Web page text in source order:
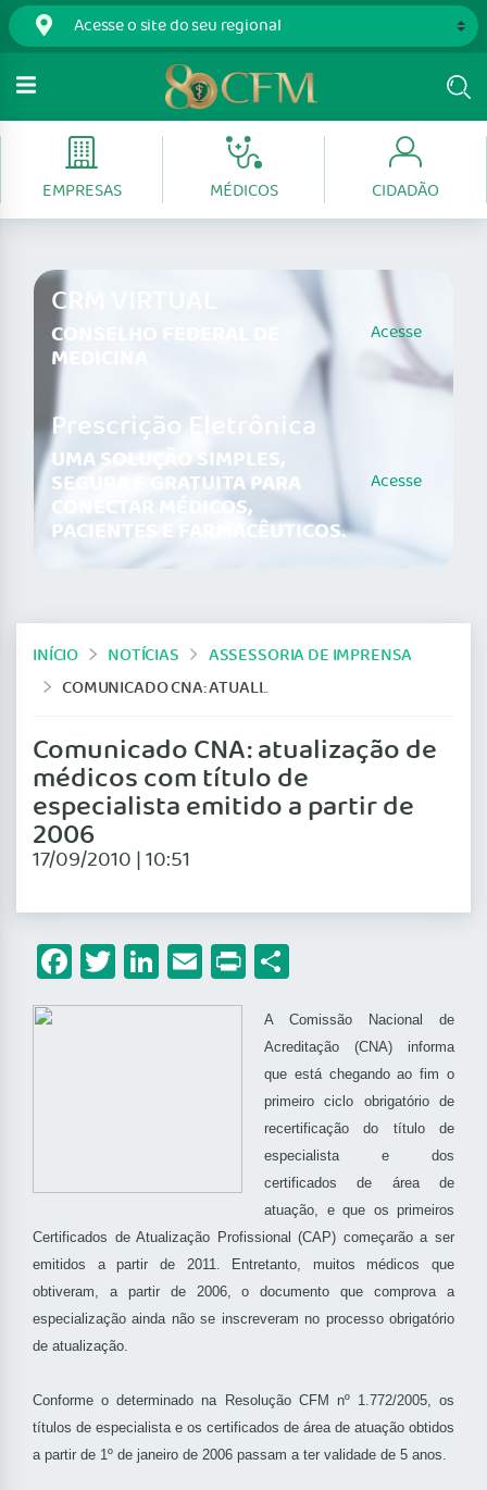
EMPRESAS MÉDICOS CIDADÃO
CRM VIRTUAL
CONSELHO FEDERAL DE
MEDICINA
Acesse
Prescrição Eletrônica
UMA SOLUÇÃO SIMPLES,
SEGURA E GRATUITA PARA
CONECTAR MÉDICOS,
PACIENTES E FARMACÊUTICOS.
Acesse
INÍCIO NOTÍCIAS
ASSESSORIA DE IMPRENSA
COMUNICADO CNA: ATUALIZAÇÃO DE MÉDICOS COM TÍTULO DE ESPECIALISTA EMITIDO A PARTIR DE 2006
Comunicado CNA: atualização de
médicos com título de
especialista emitido a partir de
2006
17/09/2010 | 10:51
Facebook
Twitter
LinkedIn
Email
Print
A Comissão Nacional de
Acreditação (CNA) informa
que está chegando ao fim o
primeiro ciclo obrigatório de
recertificação do título de
especialista e dos
certificados de área de
atuação, e que os primeiros
Certificados de Atualização Profissional (CAP) começarão a ser
emitidos a partir de 2011. Entretanto, muitos médicos que
obtiveram, a partir de 2006, o documento que comprova a
especialização ainda não se inscreveram no processo obrigatório
de atualização.
Conforme o determinado na Resolução CFM nº 1.772/2005, os
títulos de especialista e os certificados de área de atuação obtidos
a partir de 1º de janeiro de 2006 passam a ter validade de 5 anos.